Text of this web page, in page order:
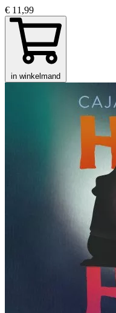
€ 11,99
in winkelmand